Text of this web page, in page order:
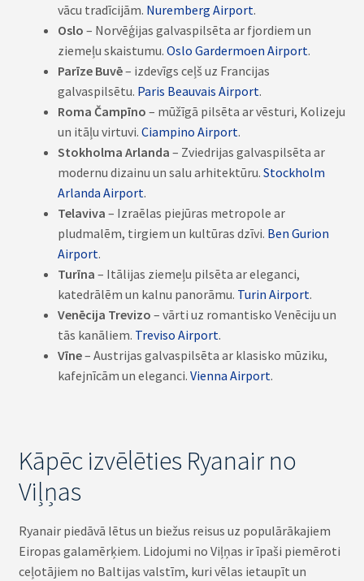
vācu tradīcijām. Nuremberg Airport.
Oslo – Norvēģijas galvaspilsēta ar fjordiem un
ziemeļu skaistumu. Oslo Gardermoen Airport.
Parīze Buvē– izdevīgs ceļš uz Francijas
galvaspilsētu. Paris Beauvais Airport.
Roma Čampīno – mūžīgā pilsēta ar vēsturi, Kolizeju
un itāļu virtuvi. Ciampino Airport.
Stokholma Arlanda – Zviedrijas galvaspilsēta ar
modernu dizainu un salu arhitektūru. Stockholm
Arlanda Airport.
Telaviva – Izraēlas piejūras metropole ar
pludmalēm, tirgiem un kultūras dzīvi. Ben Gurion
Airport.
Turīna – Itālijas ziemeļu pilsēta ar eleganci,
katedrālēm un kalnu panorāmu. Turin Airport.
Venēcija Trevizo – vārti uz romantisko Venēciju un
tās kanāliem. Treviso Airport.
Vīne– Austrijas galvaspilsēta ar klasisko mūziku,
kafejnīcām un eleganci. Vienna Airport.
Kāpēc izvēlēties Ryanair no
Viļņas
Ryanair piedāvā lētus un biežus reisus uz populārākajiem
Eiropas galamērķiem. Lidojumi no Viļņas ir īpaši piemēroti
ceļotājiem no Baltijas valstīm, kuri vēlas ietaupīt un